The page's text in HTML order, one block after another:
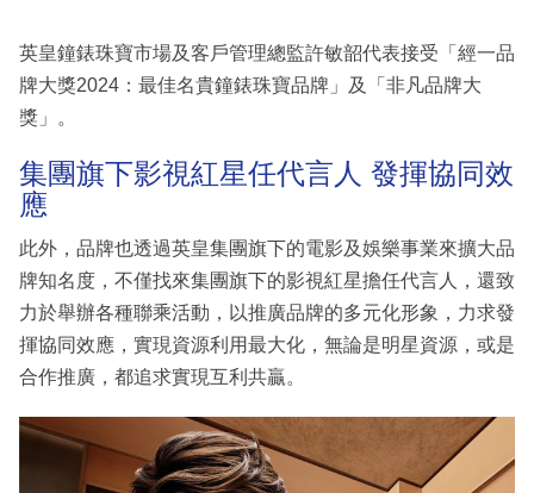
英皇鐘錶珠寶市場及客戶管理總監許敏韶代表接受「經一品
牌大獎2024：最佳名貴鐘錶珠寶品牌」及「非凡品牌大
獎」。
集團旗下影視紅星任代言人 發揮協同效
應
此外，品牌也透過英皇集團旗下的電影及娛樂事業來擴大品
牌知名度，不僅找來集團旗下的影視紅星擔任代言人，還致
力於舉辦各種聯乘活動，以推廣品牌的多元化形象，力求發
揮協同效應，實現資源利用最大化，無論是明星資源，或是
合作推廣，都追求實現互利共贏。